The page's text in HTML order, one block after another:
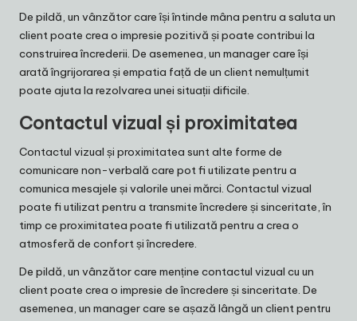
De pildă, un vânzător care își întinde mâna pentru a saluta un
client poate crea o impresie pozitivă și poate contribui la
construirea încrederii. De asemenea, un manager care își
arată îngrijorarea și empatia față de un client nemulțumit
poate ajuta la rezolvarea unei situații dificile.
Contactul vizual și proximitatea
Contactul vizual și proximitatea sunt alte forme de
comunicare non-verbală care pot fi utilizate pentru a
comunica mesajele și valorile unei mărci. Contactul vizual
poate fi utilizat pentru a transmite încredere și sinceritate, în
timp ce proximitatea poate fi utilizată pentru a crea o
atmosferă de confort și încredere.
De pildă, un vânzător care menține contactul vizual cu un
client poate crea o impresie de încredere și sinceritate. De
asemenea, un manager care se așază lângă un client pentru